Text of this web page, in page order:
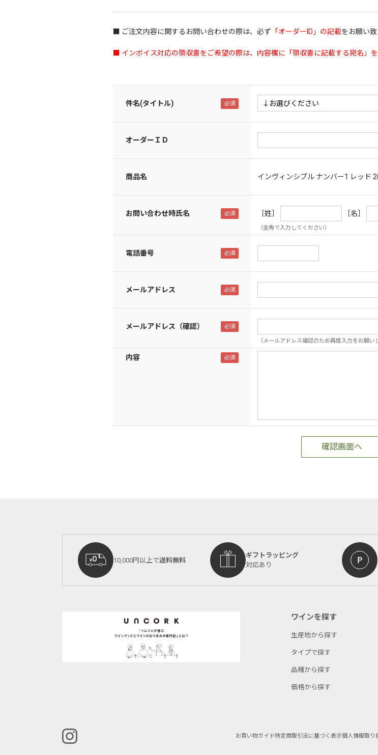
■ ご注文内容に関するお問い合わせの際は、必ず 「オーダーID」の記載をお願い致
■ インボイス対応の領収書をご希望の際は、内容欄に「領収書に記載する宛名」を
件名(タイトル)
オーダーＩＤ
商品名 インヴィンシブル ナンバー1 レッド
お問い合わせ時氏名 ［姓］ ［名］
（全角で入力してください）
電話番号
メールアドレス
メールアドレス（確認）
（メールアドレス確認のため再度入力をお願い
内容
10,000円以上で送料無料
ギフトラッピング
対応あり
ワインを探す
生産地から探す
タイプで探す
品種から探す
価格から探す
お買い物ガイド特定商取引法に基づく表示個人情報取り